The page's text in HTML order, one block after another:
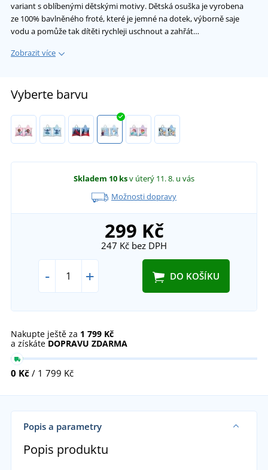
variant s oblíbenými dětskými motivy. Dětská osuška je vyrobena
ze 100% bavlněného froté, které je jemné na dotek, výborně saje
vodu a pomůže tak dítěti rychleji uschnout a zahřát…
Zobrazit více
Vyberte barvu
Skladem 10 ksv úterý 11. 8. u vás
Možnosti dopravy
299 Kč
247 Kč bez DPH
- + DO KOŠÍKU
Nakupte ještě za 1 799 Kč
a získáte DOPRAVU ZDARMA
0 Kč / 1 799 Kč
Popis a parametry
Popis produktu